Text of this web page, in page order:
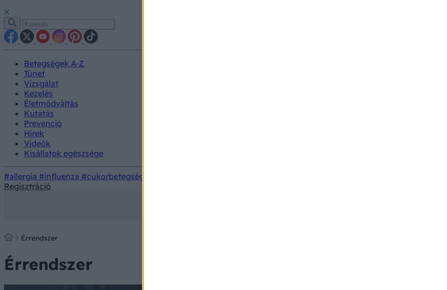
Betegségek A-Z
Tünet
Vizsgálat
Kezelés
Életmódváltás
Kutatás
Prevenció
Hírek
Videók
Kisállatok egészsége
#allergia #influenza #cukorbetegség
Regisztráció
Érrendszer
Érrendszer